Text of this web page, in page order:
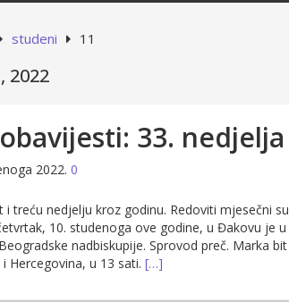
studeni 11
2022
33.
2022. 0
i treću nedjelju kroz godinu. Redoviti mjesečni
10. studenoga ove godine, u Đakovu je
nadbiskupije. Sprovod preč. Marka
Hercegovina, u 13 sati. […]